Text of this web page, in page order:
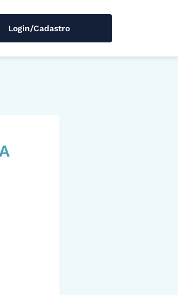
Login/Cadastro